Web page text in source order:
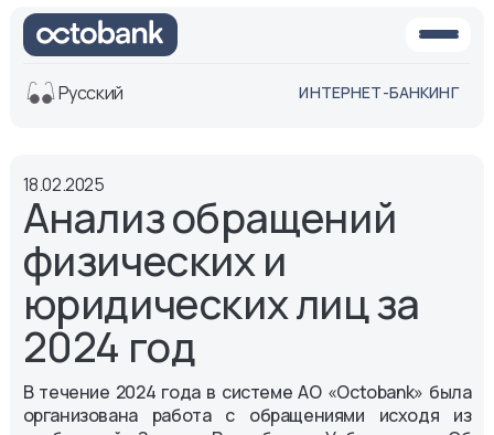
Обычная
версия
Черно-
белая
версия
Озвучить
Размер шрифта
Aa -
Aa
Aa +
Русский ИНТЕРНЕТ-БАНКИНГ
18.02.2025
Анализ обращений
физических и
юридических лиц за
2024 год
В течение 2024 года в системе АО «Octobank» была
организована работа с обращениями исходя из